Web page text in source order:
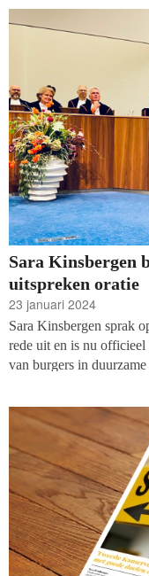
Nederlandse goede
Sara Kinsbergen
uitspreken oratie
23 januari 2024
Sara Kinsbergen sprak
rede uit en is nu officieel
van burgers in
Nijmeegse universiteit
getiteld ‘The appeal of
sustainable